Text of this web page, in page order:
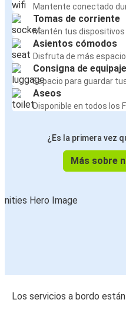
Mantente conectado
Tomas de corriente
Mantén tus
Asientos cómodos
Disfruta de más
Consigna de
Espacio para guardar
Aseos
Disponible en todos los
¿Es la primera vez
Más sobre
Los servicios a bordo